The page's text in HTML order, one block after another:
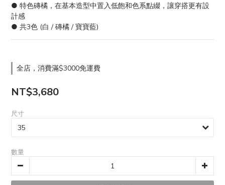
● 特色磚橘，在基本造型中置入低飽和色系點綴，讓穿搭更有設
計感
● 共3色 (白 / 磚橘 / 寶寶藍)
全店，消費滿$3000免運費
NT$3,680
尺寸
數量